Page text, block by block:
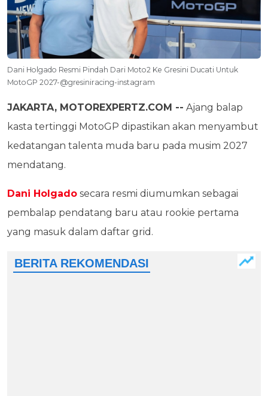
Dani Holgado Resmi Pindah Dari Moto2 Ke Gresini Ducati Untuk
MotoGP 2027-@gresiniracing-instagram
JAKARTA, MOTOREXPERTZ.COM -- Ajang balap
kasta tertinggi MotoGP dipastikan akan menyambut
kedatangan talenta muda baru pada musim 2027
mendatang.
Dani Holgado secara resmi diumumkan sebagai
pembalap pendatang baru atau rookie pertama
yang masuk dalam daftar grid.